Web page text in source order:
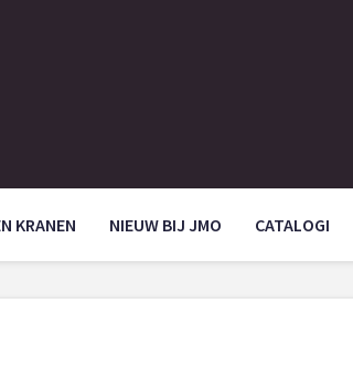
KRANEN NIEUW BIJ JMO CATALOGI